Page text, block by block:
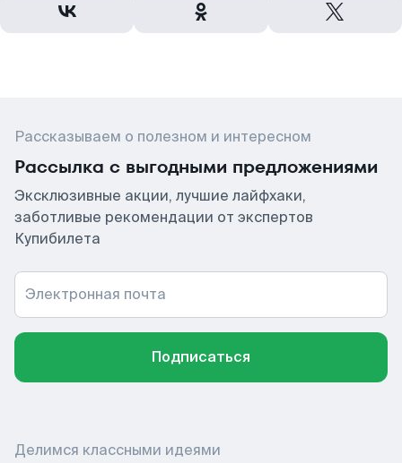
Рассказываем о полезном и интересном
Рассылка с выгодными предложениями
Эксклюзивные акции, лучшие лайфхаки,
заботливые рекомендации от экспертов
Купибилета
Электронная почта
Подписаться
Делимся классными идеями